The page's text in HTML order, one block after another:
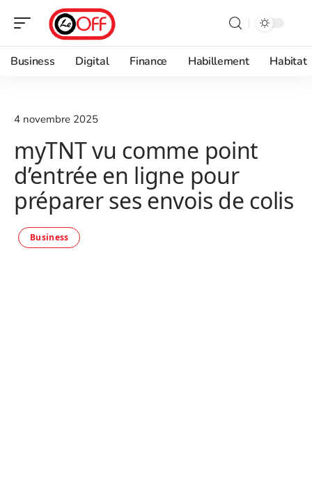
Business Digital Finance Habillement Habitat
4 novembre 2025
myTNT vu comme point
d’entrée en ligne pour
préparer ses envois de colis
Business